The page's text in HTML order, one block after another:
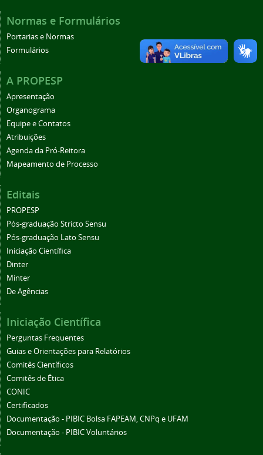
Normas e Formulários
Portarias e Normas
Formulários
A PROPESP
Apresentação
Organograma
Equipe e Contatos
Atribuições
Agenda da Pró-Reitora
Mapeamento de Processo
Editais
PROPESP
Pós-graduação Stricto Sensu
Pós-graduação Lato Sensu
Iniciação Científica
Dinter
Minter
De Agências
Iniciação Científica
Perguntas Frequentes
Guias e Orientações para Relatórios
Comitês Científicos
Comitês de Ética
CONIC
Certificados
Documentação - PIBIC Bolsa FAPEAM, CNPq e UFAM
Documentação - PIBIC Voluntários